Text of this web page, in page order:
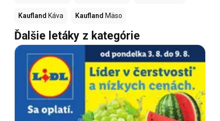
Kaufland Káva Kaufland Mäso
Ďalšie letáky z kategórie